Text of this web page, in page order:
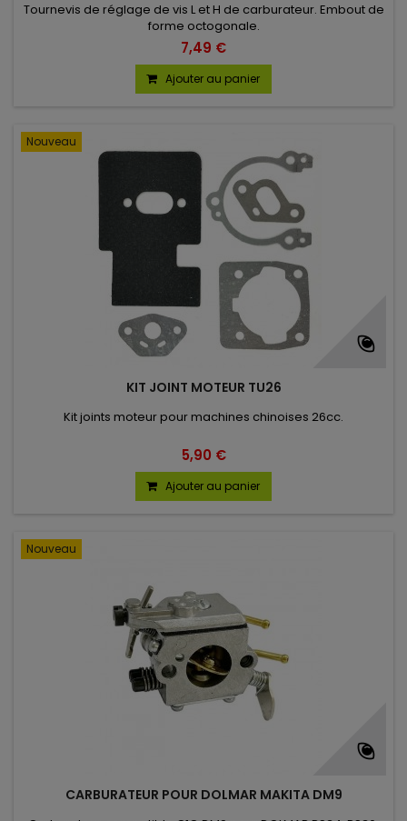
Tournevis de réglage de vis L et H de carburateur. Embout de
forme octogonale.
7,49 €
Ajouter au panier
Nouveau
KIT JOINT MOTEUR TU26
Kit joints moteur pour machines chinoises 26cc.
5,90 €
Ajouter au panier
Nouveau
CARBURATEUR POUR DOLMAR MAKITA DM9